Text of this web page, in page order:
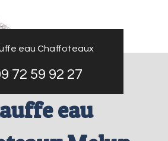
eau Chaffoteaux
72 59 92 27
eau